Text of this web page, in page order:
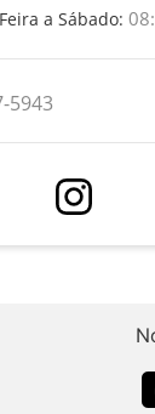
a Sábado:
5943